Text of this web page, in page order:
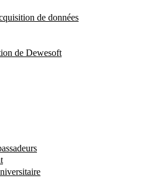
de données
de Dewesoft